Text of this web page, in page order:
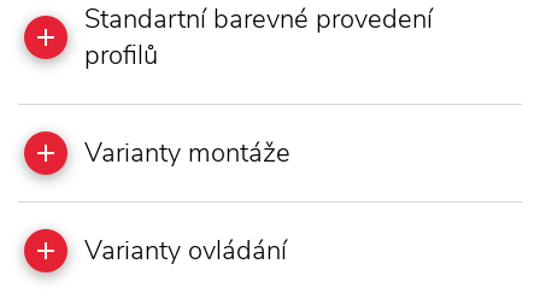
Standartní barevné provedení
profilů
Varianty montáže
Varianty ovládání